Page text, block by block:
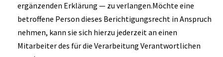
ergänzenden Erklärung — zu verlangen.Möchte eine
betroffene Person dieses Berichtigungsrecht in Anspruch
nehmen, kann sie sich hierzu jederzeit an einen
Mitarbeiter des für die Verarbeitung Verantwortlichen